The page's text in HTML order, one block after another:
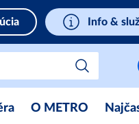
Info &
O METRO